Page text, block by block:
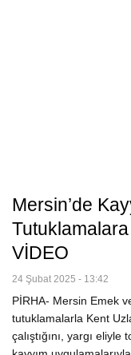
Mersin’de
Tutuklamalara
VİDEO
24 Şubat 2025 - 13:42
PİRHA- Mersin Emek
tutuklamalarla Kent
çalıştığını, yargı